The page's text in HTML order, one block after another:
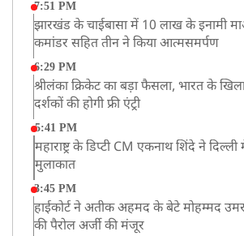
7:51 PM
झारखंड के चाईबासा में 10 लाख के इनामी
कमांडर सहित तीन ने किया आत्मसमर्पण
6:29 PM
श्रीलंका क्रिकेट का बड़ा फैसला, भारत के
दर्शकों की होगी फ्री एंट्री
5:41 PM
महाराष्ट्र के डिप्टी CM एकनाथ शिंदे ने
मुलाकात
3:45 PM
हाईकोर्ट ने अतीक अहमद के बेटे मोहम्मद
की पैरोल अर्जी की मंजूर